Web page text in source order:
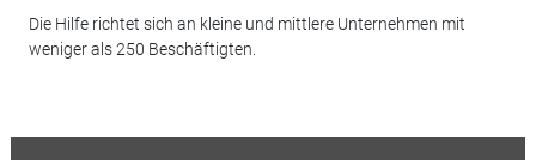
Die Hilfe richtet sich an kleine und mittlere Unternehmen mit
weniger als 250 Beschäftigten.